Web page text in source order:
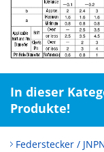
In dieser
Produkte!
Federstecker /